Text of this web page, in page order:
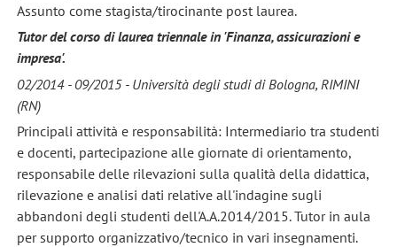
Assunto come stagista/tirocinante post laurea.
Tutor del corso di laurea triennale in 'Finanza, assicurazioni e
impresa'.
02/2014 - 09/2015 - Università degli studi di Bologna, RIMINI
(RN)
Principali attività e responsabilità: Intermediario tra studenti
e docenti, partecipazione alle giornate di orientamento,
responsabile delle rilevazioni sulla qualità della didattica,
rilevazione e analisi dati relative all'indagine sugli
abbandoni degli studenti dell'A.A.2014/2015. Tutor in aula
per supporto organizzativo/tecnico in vari insegnamenti.